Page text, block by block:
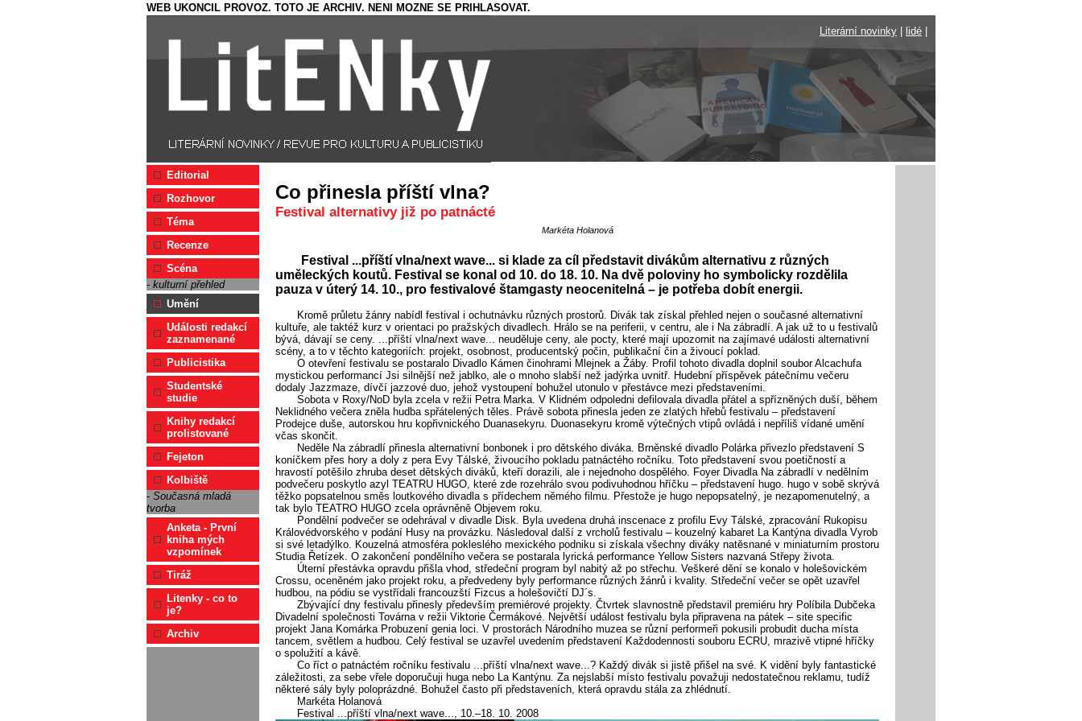
WEB UKONCIL PROVOZ. TOTO JE ARCHIV. NENI MOZNE SE PRIHLASOVAT.
Literární novinky
lidé
Editorial
Rozhovor
Téma
Recenze
Scéna
- kulturní přehled
Umění
Události redakcí
zaznamenané
Publicistika
Studentské
studie
Knihy redakcí
prolistované
Fejeton
Kolbiště
- Současná mladá
tvorba
Anketa - První
kniha mých
vzpomínek
Tiráž
Litenky - co to
je?
Archiv
Co přinesla příští vlna?
Festival alternativy již po patnácté
Markéta Holanová
Festival ...příští vlna/next wave... si klade za cíl představit divákům alternativu z různých
uměleckých koutů. Festival se konal od 10. do 18. 10. Na dvě poloviny ho symbolicky rozdělila
pauza v úterý 14. 10., pro festivalové štamgasty neocenitelná – je potřeba dobít energii.
Kromě průletu žánry nabídl festival i ochutnávku různých prostorů. Divák tak získal přehled nejen o současné alternativní
kultuře, ale taktéž kurz v orientaci po pražských divadlech. Hrálo se na periferii, v centru, ale i Na zábradlí. A jak už to u festivalů
bývá, dávají se ceny. ...příští vlna/next wave... neuděluje ceny, ale pocty, které mají upozornit na zajímavé události alternativní
scény, a to v těchto kategoriích: projekt, osobnost, producentský počin, publikační čin a živoucí poklad.
O otevření festivalu se postaralo Divadlo Kámen činohrami Mlejnek a Žáby. Profil tohoto divadla doplnil soubor Alcachufa
mystickou performancí Jsi silnější než jablko, ale o mnoho slabší než jadýrka uvnitř. Hudební příspěvek pátečnímu večeru
dodaly Jazzmaze, dívčí jazzové duo, jehož vystoupení bohužel utonulo v přestávce mezi představeními.
Sobota v Roxy/NoD byla zcela v režii Petra Marka. V Klidném odpoledni defilovala divadla přátel a spřízněných duší, během
Neklidného večera zněla hudba spřátelených těles. Právě sobota přinesla jeden ze zlatých hřebů festivalu – představení
Prodejce duše, autorskou hru kopřivnického Duanasekyru. Duonasekyru kromě výtečných vtipů ovládá i nepříliš vídané umění
včas skončit.
Neděle Na zábradlí přinesla alternativní bonbonek i pro dětského diváka. Brněnské divadlo Polárka přivezlo představení S
koníčkem přes hory a doly z pera Evy Tálské, živoucího pokladu patnáctého ročníku. Toto představení svou poetičností a
hravostí potěšilo zhruba deset dětských diváků, kteří dorazili, ale i nejednoho dospělého. Foyer Divadla Na zábradlí v nedělním
podvečeru poskytlo azyl TEATRU HUGO, které zde rozehrálo svou podivuhodnou hříčku – představení hugo. hugo v sobě skrývá
těžko popsatelnou směs loutkového divadla s přídechem němého filmu. Přestože je hugo nepopsatelný, je nezapomenutelný, a
tak bylo TEATRO HUGO zcela oprávněně Objevem roku.
Pondělní podvečer se odehrával v divadle Disk. Byla uvedena druhá inscenace z profilu Evy Tálské, zpracování Rukopisu
Královédvorského v podání Husy na provázku. Následoval další z vrcholů festivalu – kouzelný kabaret La Kantýna divadla Vyrob
si své letadýlko. Kouzelná atmosféra pokleslého mexického podniku si získala všechny diváky natěsnané v miniaturním prostoru
Studia Řetízek. O zakončení pondělního večera se postarala lyrická performance Yellow Sisters nazvaná Střepy života.
Úterní přestávka opravdu přišla vhod, středeční program byl nabitý až po střechu. Veškeré dění se konalo v holešovickém
Crossu, oceněném jako projekt roku, a předvedeny byly performance různých žánrů i kvality. Středeční večer se opět uzavřel
hudbou, na pódiu se vystřídali francouzští Fizcus a holešovičtí DJ´s.
Zbývající dny festivalu přinesly především premiérové projekty. Čtvrtek slavnostně představil premiéru hry Políbila Dubčeka
Divadelní společnosti Továrna v režii Viktorie Čermákové. Největší událost festivalu byla připravena na pátek – site specific
projekt Jana Komárka Probuzení genia loci. V prostorách Národního muzea se různí performeři pokusili probudit ducha místa
tancem, světlem a hudbou. Celý festival se uzavřel uvedením představení Každodennosti souboru ECRU, mrazivě vtipné hříčky
o spolužití a kávě.
Co říct o patnáctém ročníku festivalu ...příští vlna/next wave...? Každý divák si jistě přišel na své. K vidění byly fantastické
záležitosti, za sebe vřele doporučuji huga nebo La Kantýnu. Za nejslabší místo festivalu považuji nedostatečnou reklamu, tudíž
některé sály byly poloprázdné. Bohužel často při představeních, která opravdu stála za zhlédnutí.
Markéta Holanová
Festival ...příští vlna/next wave..., 10.–18. 10. 2008